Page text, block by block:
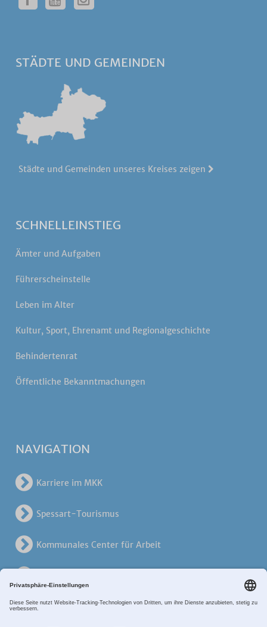
STÄDTE UND GEMEINDEN
Städte und Gemeinden unseres Kreises zeigen
SCHNELLEINSTIEG
Ämter und Aufgaben
Führerscheinstelle
Leben im Alter
Kultur, Sport, Ehrenamt und Regionalgeschichte
Behindertenrat
Öffentliche Bekanntmachungen
NAVIGATION
Karriere im MKK
Spessart-Tourismus
Kommunales Center für Arbeit
Alten- und Pflegezentren